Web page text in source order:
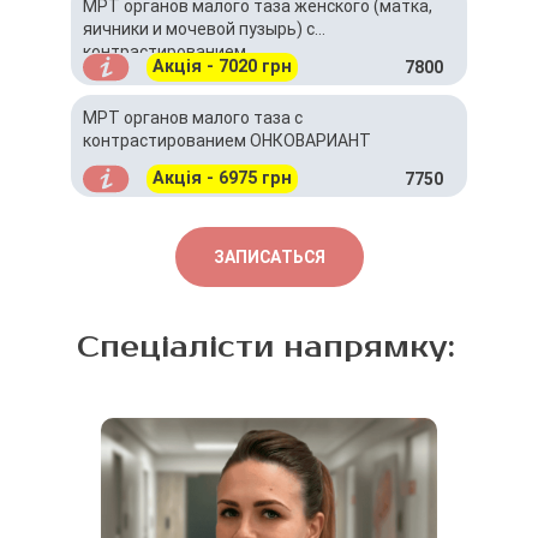
МРТ органов малого таза женского (матка,
яичники и мочевой пузырь) с
контрастированием
Акція - 7020 грн 7800
МРТ органов малого таза с
контрастированием ОНКОВАРИАНТ
Акція - 6975 грн 7750
ЗАПИСАТЬСЯ
Спеціалісти напрямку: